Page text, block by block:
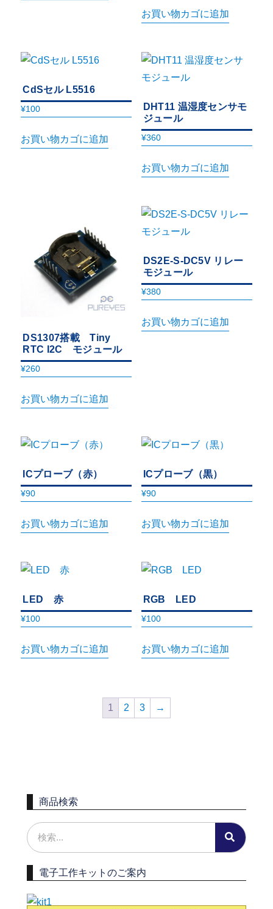
お買い物カゴに追加
CdSセル L5516
¥100
お買い物カゴに追加
DHT11 温湿度センサモ
ジュール
¥360
お買い物カゴに追加
DS1307搭載 Tiny
RTC I2C モジュール
¥260
お買い物カゴに追加
DS2E-S-DC5V リレー
モジュール
¥380
お買い物カゴに追加
ICプローブ（赤）
¥90
お買い物カゴに追加
ICプローブ（黒）
¥90
お買い物カゴに追加
LED 赤
¥100
お買い物カゴに追加
RGB LED
¥100
お買い物カゴに追加
1 2 3 →
商品検索
電子工作キットのご案内